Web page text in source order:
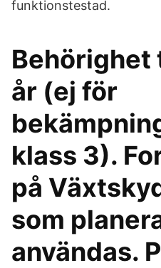
funktionstestad.
Behörighet
år (ej för
klass 3).
på
som
användas.